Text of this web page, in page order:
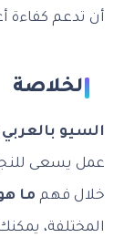
أن تدعم كفاءة
الخلاصة
السيو بالعربي
عمل يسعى
خلال فهم ما
المختلفة،